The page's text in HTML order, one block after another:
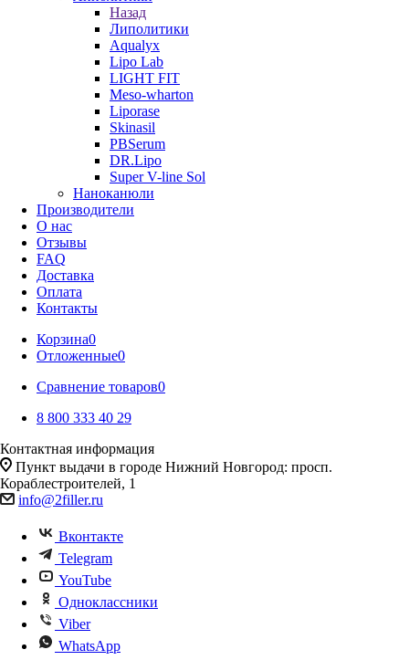
Назад
Липолитики
Aqualyx
Lipo Lab
LIGHT FIT
Meso-wharton
Liporase
Skinasil
PBSerum
DR.Lipo
Super V-line Sol
Наноканюли
Производители
О нас
Отзывы
FAQ
Доставка
Оплата
Контакты
Корзина0
Отложенные0
Сравнение товаров0
8 800 333 40 29
Контактная информация
Пункт выдачи в городе Нижний Новгород: просп.
Кораблестроителей, 1
info@2filler.ru
Вконтакте
Telegram
YouTube
Одноклассники
Viber
WhatsApp